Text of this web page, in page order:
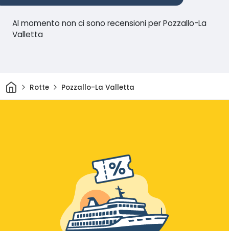
Al momento non ci sono recensioni per Pozzallo-La
Valletta
CasaRotte Pozzallo-La Valletta